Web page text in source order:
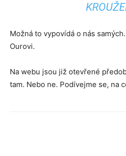
Možná to vypovídá o nás
Ourovi.
Na webu jsou již otevřené
tam. Nebo ne. Podívejme se, na